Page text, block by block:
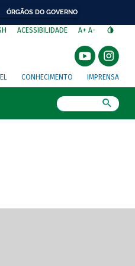
ÓRGÃOS DO GOVERNO
ACESSIBILIDADE A+ A-
CONHECIMENTO IMPRENSA